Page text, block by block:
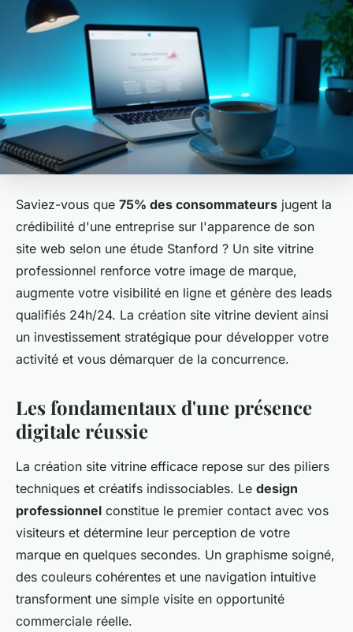
Saviez-vous que 75% des consommateurs jugent la
crédibilité d'une entreprise sur l'apparence de son
site web selon une étude Stanford ? Un site vitrine
professionnel renforce votre image de marque,
augmente votre visibilité en ligne et génère des leads
qualifiés 24h/24. La création site vitrine devient ainsi
un investissement stratégique pour développer votre
activité et vous démarquer de la concurrence.
Les fondamentaux d'une présence
digitale réussie
La création site vitrine efficace repose sur des piliers
techniques et créatifs indissociables. Le design
professionnel constitue le premier contact avec vos
visiteurs et détermine leur perception de votre
marque en quelques secondes. Un graphisme soigné,
des couleurs cohérentes et une navigation intuitive
transforment une simple visite en opportunité
commerciale réelle.